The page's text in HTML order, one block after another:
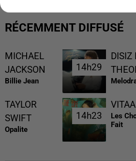
RÉCEMMENT DIFFUSÉ
MICHAEL
JACKSON
Billie Jean
14h29
14h29
DISIZ
TAYLOR
SWIFT
Opalite
14h23
14h23
VITAA
Les
Fait